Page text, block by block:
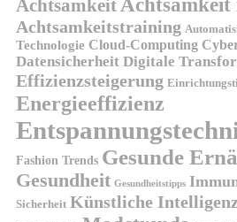
Achtsamkeit
Achtsamkeitstraining
Technologie Cloud-Computing
Datensicherheit Digitale
Effizienzsteigerung
Energieeffizienz
Fashion Trends Gesunde
Gesundheit Gesundheitstipps
Sicherheit Künstliche